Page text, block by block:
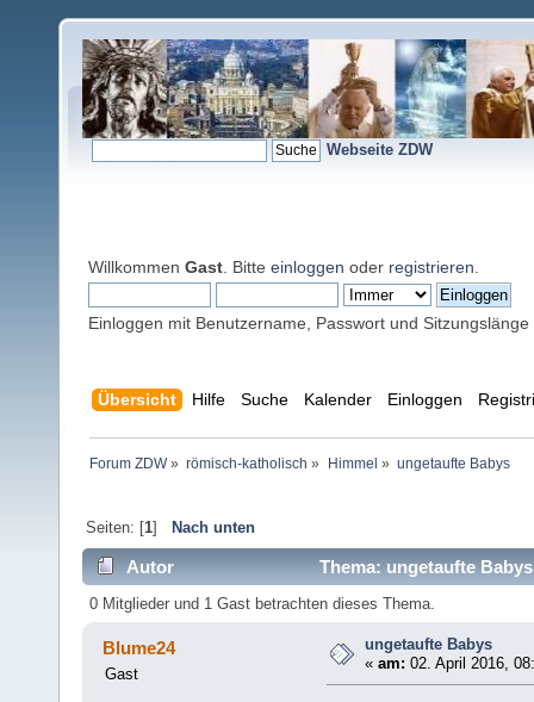
Webseite ZDW
Willkommen Gast . Bitte einloggen oder registrieren
Einloggen mit Benutzername, Passwort und Sitzungslänge
Übersicht Hilfe Suche Kalender Einloggen
Forum ZDW» römisch-katholisch » Himmel » ungetaufte Babys
Seiten: [1] Nach unten
Autor Thema: ungetaufte
0 Mitglieder und 1 Gast betrachten dieses Thema.
Blume24
Gast
ungetaufte Babys
«am: 02. April 2016,